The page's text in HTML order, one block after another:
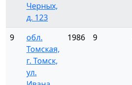
Черных,
д. 123
9
обл.
Томская,
г. Томск,
ул.
1986 9